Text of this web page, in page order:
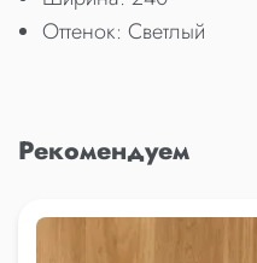
Оттенок: Светлый
Рекомендуем